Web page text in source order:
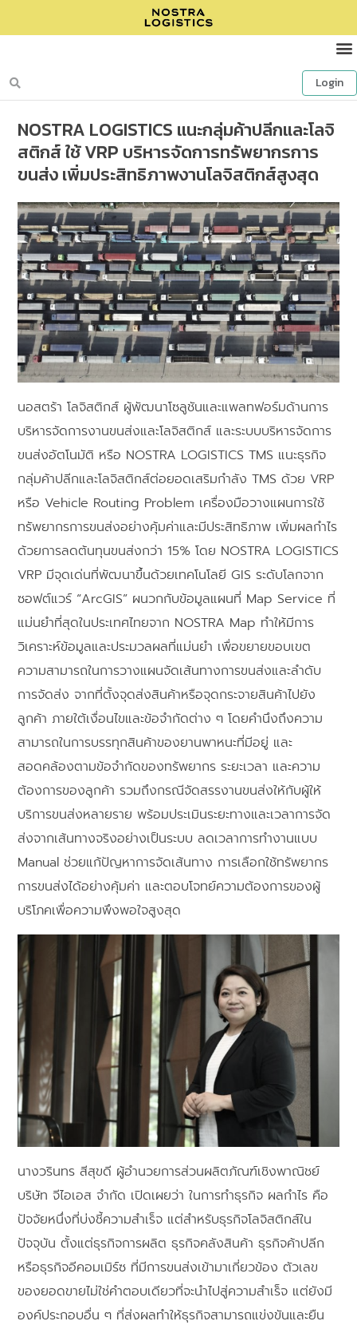
Login
NOSTRA LOGISTICS แนะกลุ่มค้าปลีกและโลจิ
สติกส์ ใช้ VRP บริหารจัดการทรัพยากรการ
ขนส่ง เพิ่มประสิทธิภาพงานโลจิสติกส์สูงสุด
นอสตร้า โลจิสติกส์ ผู้พัฒนาโซลูชันและแพลทฟอร์มด้านการ
บริหารจัดการงานขนส่งและโลจิสติกส์ และระบบบริหารจัดการ
ขนส่งอัตโนมัติ หรือ NOSTRA LOGISTICS TMS แนะธุรกิจ
กลุ่มค้าปลีกและโลจิสติกส์ต่อยอดเสริมกำลัง TMS ด้วย VRP
หรือ Vehicle Routing Problem เครื่องมือวางแผนการใช้
ทรัพยากรการขนส่งอย่างคุ้มค่าและมีประสิทธิภาพ เพิ่มผลกำไร
ด้วยการลดต้นทุนขนส่งกว่า 15% โดย NOSTRA LOGISTICS
VRP มีจุดเด่นที่พัฒนาขึ้นด้วยเทคโนโลยี GIS ระดับโลกจาก
ซอฟต์แวร์ “ArcGIS” ผนวกกับข้อมูลแผนที่ Map Service ที่
แม่นยำที่สุดในประเทศไทยจาก NOSTRA Map ทำให้มีการ
วิเคราะห์ข้อมูลและประมวลผลที่แม่นยำ เพื่อขยายขอบเขต
ความสามารถในการวางแผนจัดเส้นทางการขนส่งและลำดับ
การจัดส่ง จากที่ตั้งจุดส่งสินค้าหรือจุดกระจายสินค้าไปยัง
ลูกค้า ภายใต้เงื่อนไขและข้อจำกัดต่าง ๆ โดยคำนึงถึงความ
สามารถในการบรรทุกสินค้าของยานพาหนะที่มีอยู่ และ
สอดคล้องตามข้อจำกัดของทรัพยากร ระยะเวลา และความ
ต้องการของลูกค้า รวมถึงกรณีจัดสรรงานขนส่งให้กับผู้ให้
บริการขนส่งหลายราย พร้อมประเมินระยะทางและเวลาการจัด
ส่งจากเส้นทางจริงอย่างเป็นระบบ ลดเวลาการทำงานแบบ
Manual ช่วยแก้ปัญหาการจัดเส้นทาง การเลือกใช้ทรัพยากร
การขนส่งได้อย่างคุ้มค่า และตอบโจทย์ความต้องการของผู้
บริโภคเพื่อความพึงพอใจสูงสุด
นางวรินทร สีสุขดี ผู้อำนวยการส่วนผลิตภัณฑ์เชิงพาณิชย์
บริษัท จีไอเอส จำกัด เปิดเผยว่า ในการทำธุรกิจ ผลกำไร คือ
ปัจจัยหนึ่งที่บ่งชี้ความสำเร็จ แต่สำหรับธุรกิจโลจิสติกส์ใน
ปัจจุบัน ตั้งแต่ธุรกิจการผลิต ธุรกิจคลังสินค้า ธุรกิจค้าปลีก
หรือธุรกิจอีคอมเมิร์ซ ที่มีการขนส่งเข้ามาเกี่ยวข้อง ตัวเลข
ของยอดขายไม่ใช่คำตอบเดียวที่จะนำไปสู่ความสำเร็จ แต่ยังมี
องค์ประกอบอื่น ๆ ที่ส่งผลทำให้ธุรกิจสามารถแข่งขันและยืน